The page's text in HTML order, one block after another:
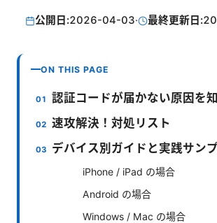
公開日:2026-04-03· 最終更新日:
ON THIS PAGE
認証コードが届かない原因を
速攻解決！対処リスト
デバイス別ガイドと実践サン
iPhone / iPad の場合
Android の場合
Windows / Mac の場合